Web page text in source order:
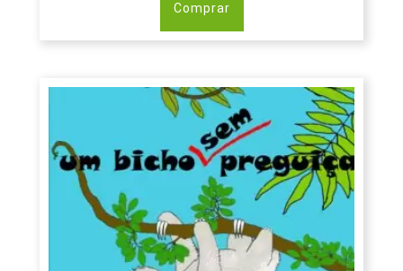
Comprar